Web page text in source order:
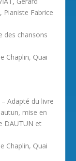
Pianiste Fabrice
des chansons
Chaplin, Quai
– Adapté du livre
mise en
DAUTUN et
Chaplin, Quai